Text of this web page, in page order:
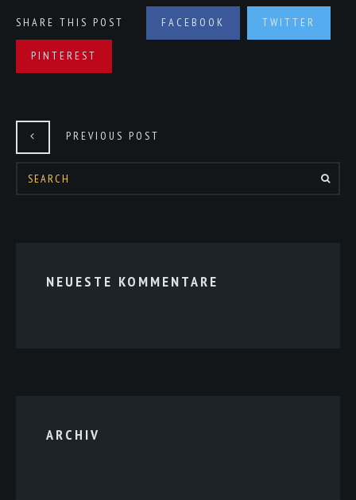
SHARE THIS POST FACEBOOK TWITTER
PINTEREST
PREVIOUS POST
NEUESTE KOMMENTARE
ARCHIV